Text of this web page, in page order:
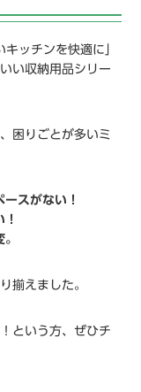
ッチンを快適に」
い収納用品シリー
困りごとが多いミ
スがない！
揃えました。
という方、ぜひチ